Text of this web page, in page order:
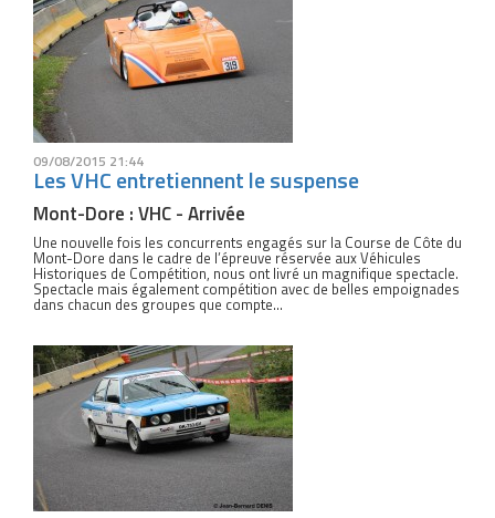
09/08/2015 21:44
Les VHC entretiennent le suspense
Mont-Dore : VHC - Arrivée
Une nouvelle fois les concurrents engagés sur la Course de Côte du
Mont-Dore dans le cadre de l’épreuve réservée aux Véhicules
Historiques de Compétition, nous ont livré un magnifique spectacle.
Spectacle mais également compétition avec de belles empoignades
dans chacun des groupes que compte...